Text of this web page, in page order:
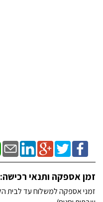
זמן אספקה ותנאי רכישה: